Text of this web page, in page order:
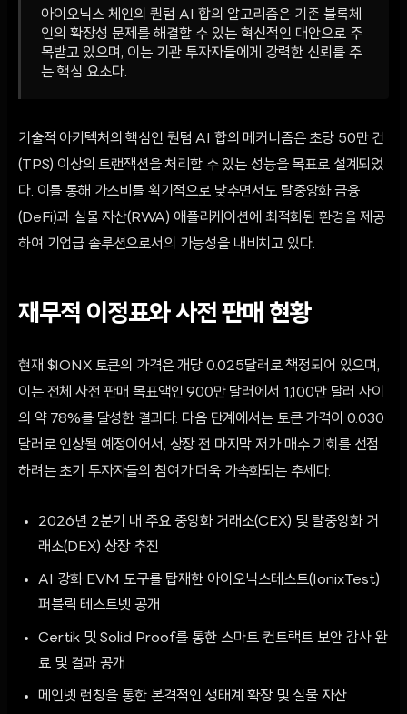
아이오닉스 체인의 퀀텀 AI 합의 알고리즘은 기존 블록체
인의 확장성 문제를 해결할 수 있는 혁신적인 대안으로 주
목받고 있으며, 이는 기관 투자자들에게 강력한 신뢰를 주
는 핵심 요소다.
기술적 아키텍처의 핵심인 퀀텀 AI 합의 메커니즘은 초당 50만 건
(TPS) 이상의 트랜잭션을 처리할 수 있는 성능을 목표로 설계되었
다. 이를 통해 가스비를 획기적으로 낮추면서도 탈중앙화 금융
(DeFi)과 실물 자산(RWA) 애플리케이션에 최적화된 환경을 제공
하여 기업급 솔루션으로서의 가능성을 내비치고 있다.
재무적 이정표와 사전 판매 현황
현재 $IONX 토큰의 가격은 개당 0.025달러로 책정되어 있으며,
이는 전체 사전 판매 목표액인 900만 달러에서 1,100만 달러 사이
의 약 78%를 달성한 결과다. 다음 단계에서는 토큰 가격이 0.030
달러로 인상될 예정이어서, 상장 전 마지막 저가 매수 기회를 선점
하려는 초기 투자자들의 참여가 더욱 가속화되는 추세다.
2026년 2분기 내 주요 중앙화 거래소(CEX) 및 탈중앙화 거
래소(DEX) 상장 추진
AI 강화 EVM 도구를 탑재한 아이오닉스테스트(IonixTest)
퍼블릭 테스트넷 공개
Certik 및 Solid Proof를 통한 스마트 컨트랙트 보안 감사 완
료 및 결과 공개
메인넷 런칭을 통한 본격적인 생태계 확장 및 실물 자산